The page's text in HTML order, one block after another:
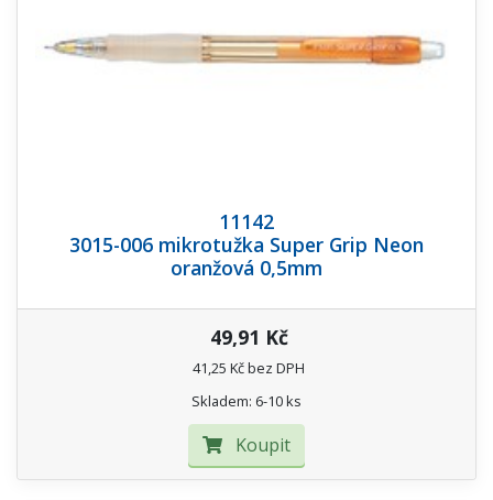
11142
3015-006 mikrotužka Super Grip Neon
oranžová 0,5mm
49,91 Kč
41,25 Kč bez DPH
Skladem: 6-10 ks
Koupit